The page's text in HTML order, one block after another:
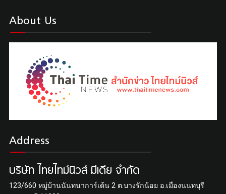
About Us
Address
บริษัท ไทยไทม์นิวส์ มีเดีย จำกัด
123/660 หมู่บ้านนันทนาการ์เด้น 2 ต.บางรักน้อย อ.เมืองนนทบุรี